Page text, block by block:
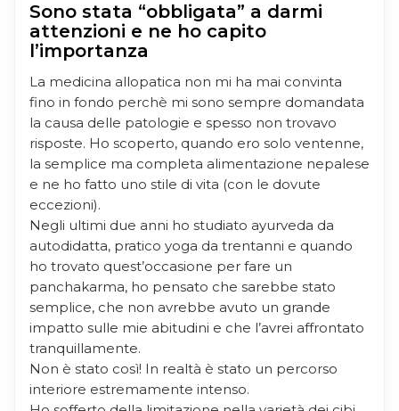
Sono stata “obbligata” a darmi
attenzioni e ne ho capito
l’importanza
La medicina allopatica non mi ha mai convinta
fino in fondo perchè mi sono sempre domandata
la causa delle patologie e spesso non trovavo
risposte. Ho scoperto, quando ero solo ventenne,
la semplice ma completa alimentazione nepalese
e ne ho fatto uno stile di vita (con le dovute
eccezioni).
Negli ultimi due anni ho studiato ayurveda da
autodidatta, pratico yoga da trentanni e quando
ho trovato quest’occasione per fare un
panchakarma, ho pensato che sarebbe stato
semplice, che non avrebbe avuto un grande
impatto sulle mie abitudini e che l’avrei affrontato
tranquillamente.
Non è stato così! In realtà è stato un percorso
interiore estremamente intenso.